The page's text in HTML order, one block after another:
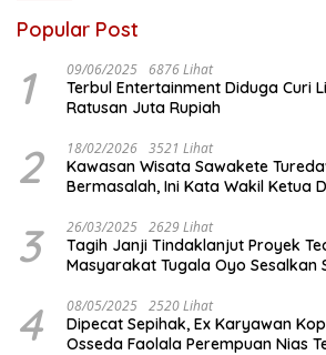
Popular Post
1 09/06/2025 6876 Lihat
Terbul Entertainment Diduga Curi
Ratusan Juta Rupiah
2 18/02/2026 3521 Lihat
Kawasan Wisata Sawakete
Bermasalah, Ini Kata Wakil Ketua
3 26/03/2025 2629 Lihat
Tagih Janji Tindaklanjut Proyek
Masyarakat Tugala Oyo Sesalkan
4 08/05/2025 2520 Lihat
Dipecat Sepihak, Ex Karyawan
Osseda Faolala Perempuan Nias